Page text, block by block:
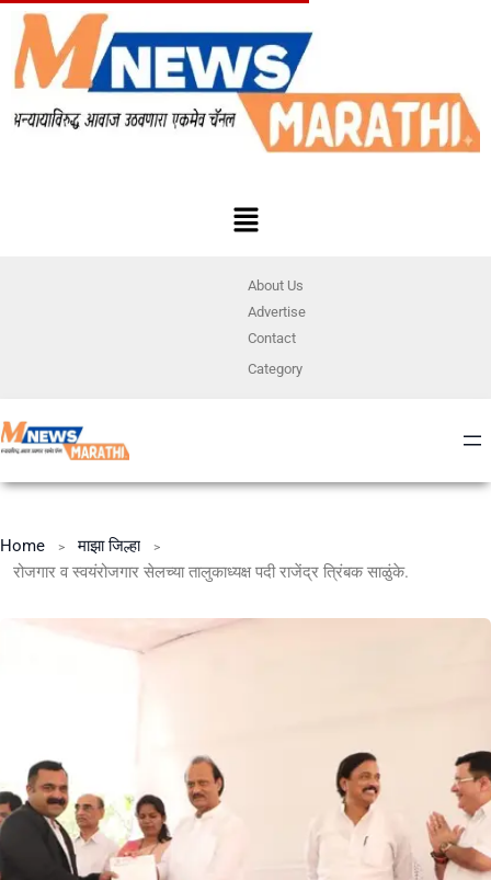
About Us
Advertise
Contact
Category
Home
माझा जिल्हा
रोजगार व स्वयंरोजगार सेलच्या तालुकाध्यक्ष पदी राजेंद्र त्रिंबक साळुंके.